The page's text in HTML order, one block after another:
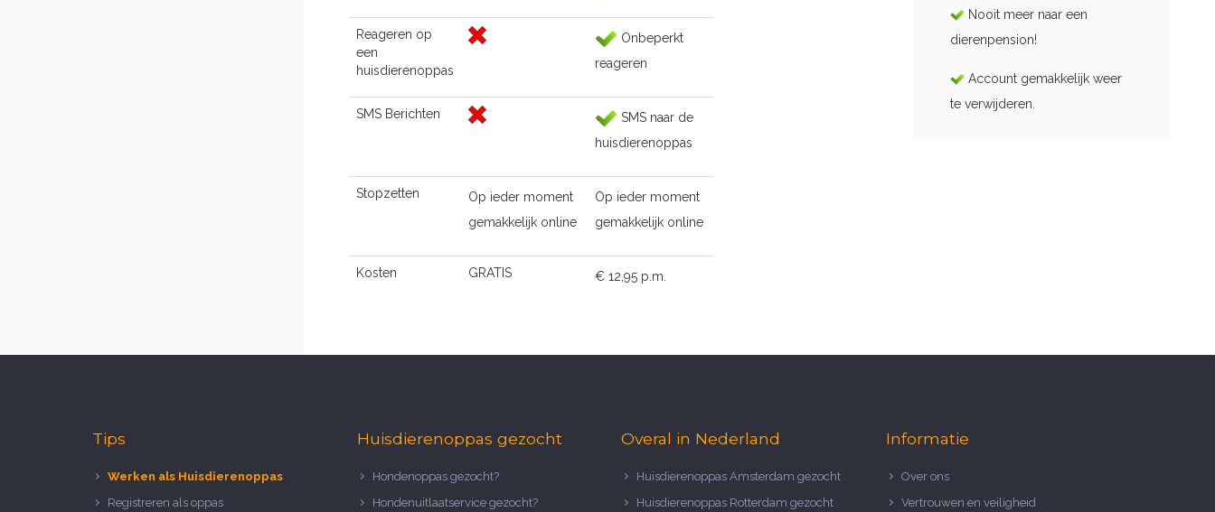
Reageren op
een
huisdierenoppas
Onbeperkt
reageren
SMS Berichten
SMS naar de
huisdierenoppas
Stopzetten
Op ieder moment
gemakkelijk online
Op ieder moment
gemakkelijk online
Kosten GRATIS € 12,95 p.m.
Nooit meer naar een
dierenpension!
Account gemakkelijk weer
te verwijderen.
Tips
Werken als Huisdierenoppas
Registreren als oppas
Huisdierenoppas gezocht
Hondenoppas gezocht?
Hondenuitlaatservice gezocht?
Overal in Nederland
Huisdierenoppas Amsterdam gezocht
Huisdierenoppas Rotterdam gezocht
Informatie
Over ons
Vertrouwen en veiligheid